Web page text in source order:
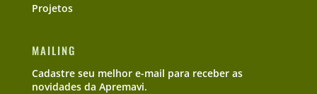
Projetos
MAILING
Cadastre seu melhor e-mail para receber as
novidades da Apremavi.